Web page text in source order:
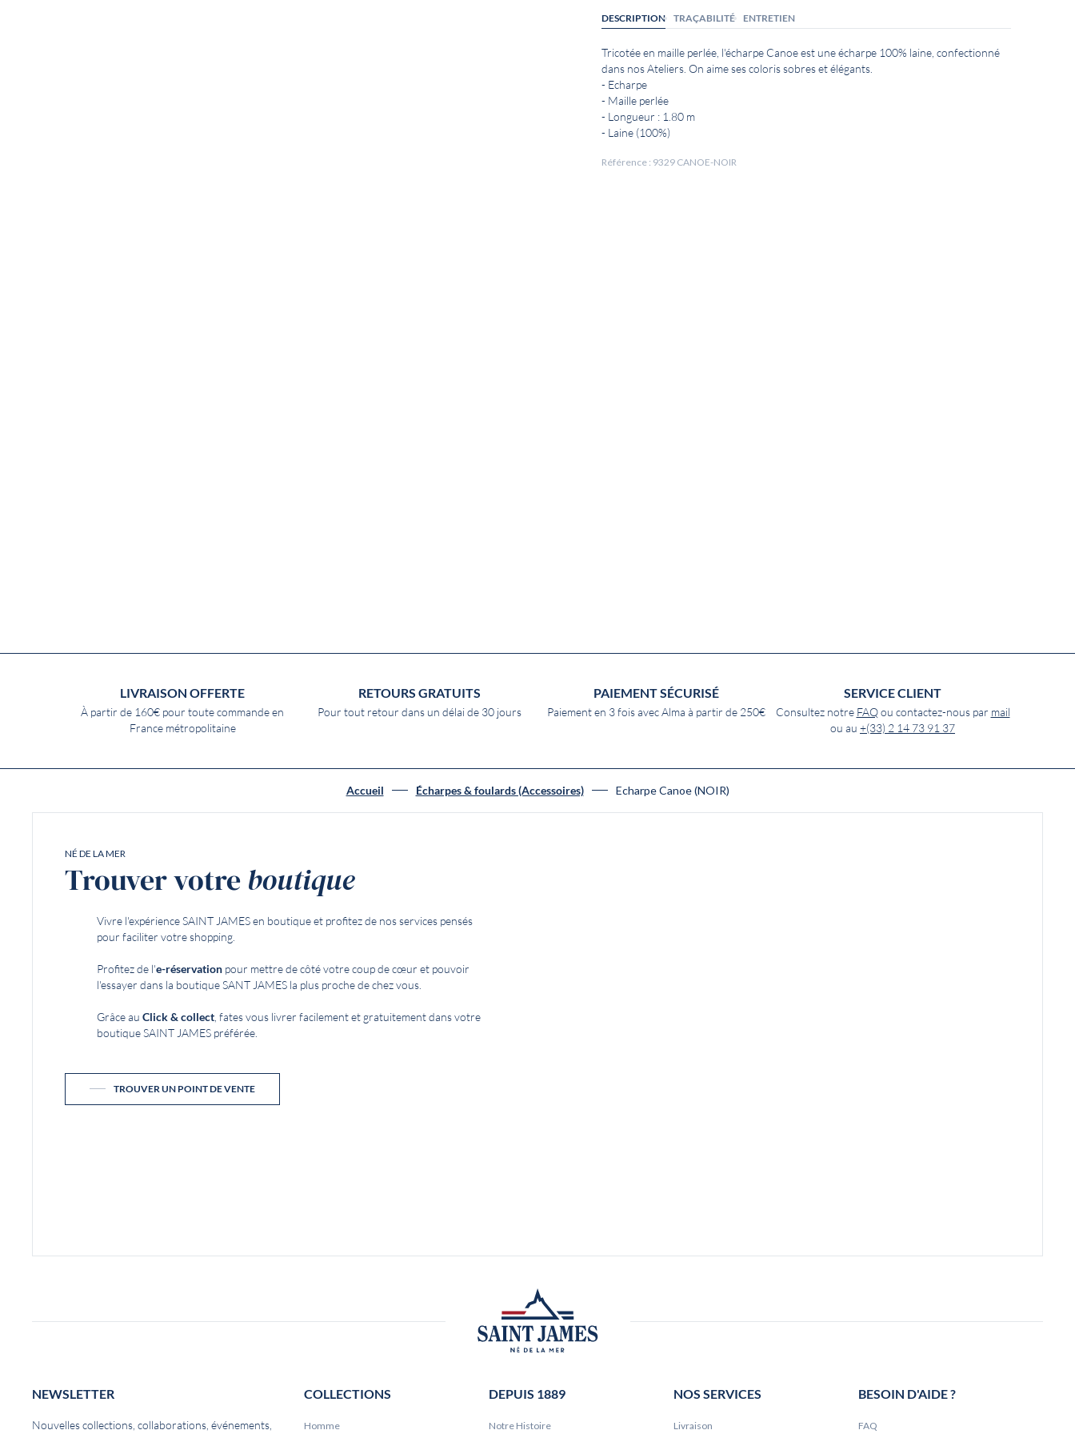
DESCRIPTION TRAÇABILITÉ ENTRETIEN
Tricotée en maille perlée, l'écharpe Canoe est une écharpe 100% laine, confectionné
dans nos Ateliers. On aime ses coloris sobres et élégants.
- Echarpe
- Maille perlée
- Longueur : 1.80 m
- Laine (100%)
Référence : 9329 CANOE-NOIR
LIVRAISON OFFERTE
À partir de 160€ pour toute commande en
France métropolitaine
RETOURS GRATUITS
Pour tout retour dans un délai de 30 jours
PAIEMENT SÉCURISÉ
Paiement en 3 fois avec Alma à partir de 250€
SERVICE CLIENT
Consultez notre FAQou contactez-nous par mail
ou au +(33) 2 14 73 91 37
Accueil Écharpes & foulards (Accessoires) Echarpe Canoe (NOIR)
NÉ DE LA MER
Trouver votre boutique
Vivre l'expérience SAINT JAMES en boutique et profitez de nos services pensés
pour faciliter votre shopping.
Profitez de l'e-réservation pour mettre de côté votre coup de cœur et pouvoir
l'essayer dans la boutique SANT JAMES la plus proche de chez vous.
Grâce au Click & collect , fates vous livrer facilement et gratuitement dans votre
boutique SAINT JAMES préférée.
TROUVER UN POINT DE VENTE
NEWSLETTER
Nouvelles collections, collaborations, événements,
COLLECTIONS
Homme
DEPUIS 1889
Notre Histoire
NOS SERVICES
Livraison
BESOIN D'AIDE ?
FAQ